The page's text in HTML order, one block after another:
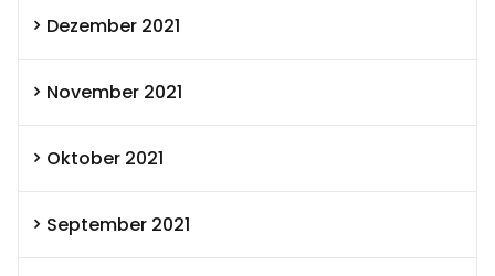
Dezember 2021
November 2021
Oktober 2021
September 2021